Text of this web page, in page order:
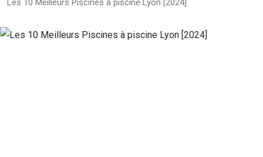
Les 10 Meilleurs Piscines à piscine Lyon [2024]